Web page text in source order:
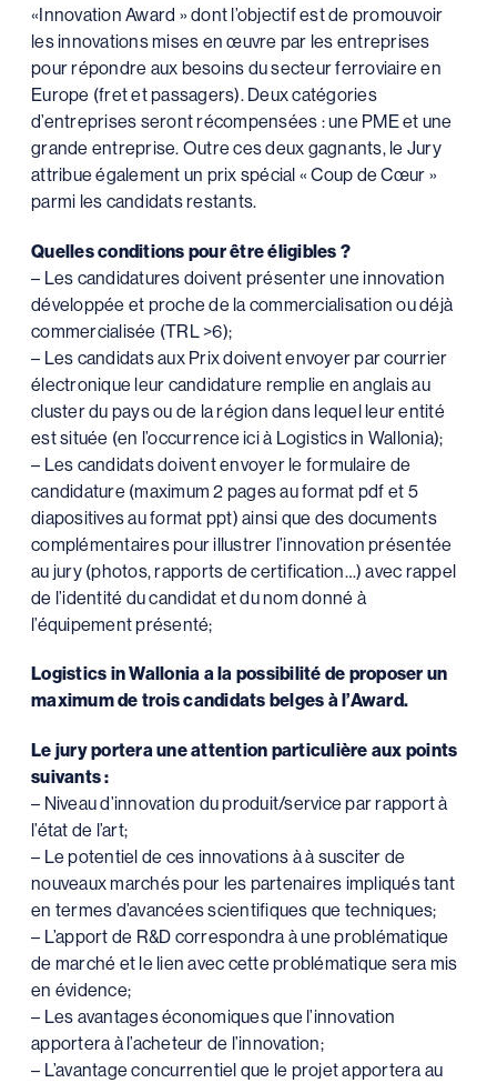
«Innovation Award » dont l’objectif est de promouvoir
les innovations mises en œuvre par les entreprises
pour répondre aux besoins du secteur ferroviaire en
Europe (fret et passagers). Deux catégories
d’entreprises seront récompensées : une PME et une
grande entreprise. Outre ces deux gagnants, le Jury
attribue également un prix spécial « Coup de Cœur »
parmi les candidats restants.
Quelles conditions pour être éligibles ?
– Les candidatures doivent présenter une innovation
développée et proche de la commercialisation ou déjà
commercialisée (TRL >6);
– Les candidats aux Prix doivent envoyer par courrier
électronique leur candidature remplie en anglais au
cluster du pays ou de la région dans lequel leur entité
est située (en l’occurrence ici à Logistics in Wallonia);
– Les candidats doivent envoyer le formulaire de
candidature (maximum 2 pages au format pdf et 5
diapositives au format ppt) ainsi que des documents
complémentaires pour illustrer l’innovation présentée
au jury (photos, rapports de certification…) avec rappel
de l’identité du candidat et du nom donné à
l’équipement présenté;
Logistics in Wallonia a la possibilité de proposer un
maximum de trois candidats belges à l’Award.
Le jury portera une attention particulière aux points
suivants :
– Niveau d’innovation du produit/service par rapport à
l’état de l’art;
– Le potentiel de ces innovations à à susciter de
nouveaux marchés pour les partenaires impliqués tant
en termes d’avancées scientifiques que techniques;
– L’apport de R&D correspondra à une problématique
de marché et le lien avec cette problématique sera mis
en évidence;
– Les avantages économiques que l’innovation
apportera à l’acheteur de l’innovation;
– L’avantage concurrentiel que le projet apportera au